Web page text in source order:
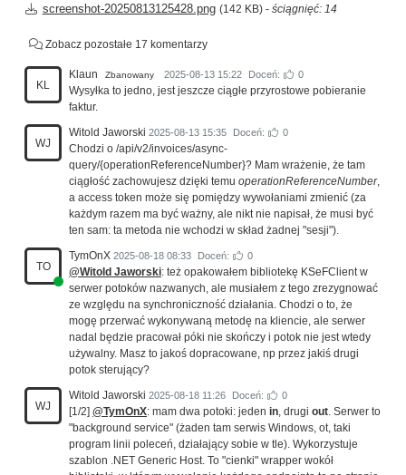
screenshot-20250813125428.png (142 KB) - ściągnięć: 14
Zobacz pozostałe 17 komentarzy
KL
Klaun Zbanowany 2025-08-13 15:22 Doceń: 0
Wysyłka to jedno, jest jeszcze ciągłe przyrostowe pobieranie
faktur.
WJ
Witold Jaworski 2025-08-13 15:35 Doceń: 0
Chodzi o /api/v2/invoices/async-
query/{operationReferenceNumber}? Mam wrażenie, że tam
ciągłość zachowujesz dzięki temu operationReferenceNumber,
a access token może się pomiędzy wywołaniami zmienić (za
każdym razem ma być ważny, ale nikt nie napisał, że musi być
ten sam: ta metoda nie wchodzi w skład żadnej "sesji").
TO
TymOnX 2025-08-18 08:33 Doceń: 0
@Witold Jaworski: też opakowałem bibliotekę KSeFClient w
serwer potoków nazwanych, ale musiałem z tego zrezygnować
ze względu na synchroniczność działania. Chodzi o to, że
mogę przerwać wykonywaną metodę na kliencie, ale serwer
nadal będzie pracował póki nie skończy i potok nie jest wtedy
używalny. Masz to jakoś dopracowane, np przez jakiś drugi
potok sterujący?
WJ
Witold Jaworski 2025-08-18 11:26 Doceń: 0
[1/2] @TymOnX: mam dwa potoki: jeden in , drugi out . Serwer to
"background service" (żaden tam serwis Windows, ot, taki
program linii poleceń, działający sobie w tle). Wykorzystuje
szablon .NET Generic Host. To "cienki" wrapper wokół